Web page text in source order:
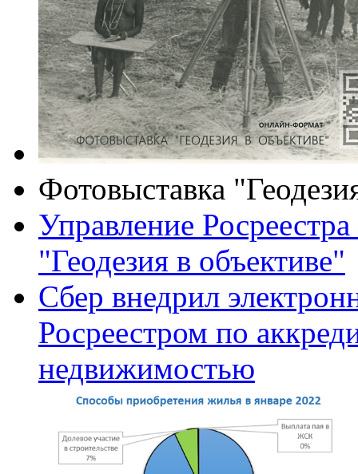
Фотовыставка
Управление
"Геодезия в объективе"
Сбер внедрил
Росреестром по
недвижимостью